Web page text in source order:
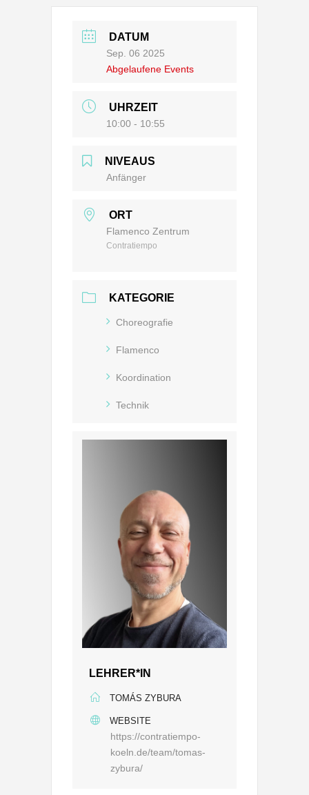
DATUM
Sep. 06 2025
Abgelaufene Events
UHRZEIT
10:00 - 10:55
NIVEAUS
Anfänger
ORT
Flamenco Zentrum
Contratiempo
KATEGORIE
Choreografie
Flamenco
Koordination
Technik
LEHRER*IN
TOMÁS ZYBURA
WEBSITE
https://contratiempo-
koeln.de/team/tomas-
zybura/